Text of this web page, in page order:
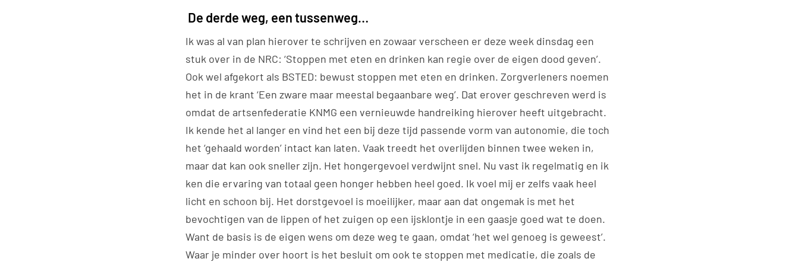
De derde weg, een tussenweg…
Ik was al van plan hierover te schrijven en zowaar verscheen er deze week dinsdag een
stuk over in de NRC: ‘Stoppen met eten en drinken kan regie over de eigen dood geven’.
Ook wel afgekort als BSTED: bewust stoppen met eten en drinken. Zorgverleners noemen
het in de krant ‘Een zware maar meestal begaanbare weg’. Dat erover geschreven werd is
omdat de artsenfederatie KNMG een vernieuwde handreiking hierover heeft uitgebracht.
Ik kende het al langer en vind het een bij deze tijd passende vorm van autonomie, die toch
het ‘gehaald worden’ intact kan laten. Vaak treedt het overlijden binnen twee weken in,
maar dat kan ook sneller zijn. Het hongergevoel verdwijnt snel. Nu vast ik regelmatig en ik
ken die ervaring van totaal geen honger hebben heel goed. Ik voel mij er zelfs vaak heel
licht en schoon bij. Het dorstgevoel is moeilijker, maar aan dat ongemak is met het
bevochtigen van de lippen of het zuigen op een ijsklontje in een gaasje goed wat te doen.
Want de basis is de eigen wens om deze weg te gaan, omdat ‘het wel genoeg is geweest’.
Waar je minder over hoort is het besluit om ook te stoppen met medicatie, die zoals de